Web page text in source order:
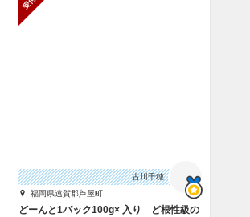
古川千穂
福岡県遠賀郡芦屋町
どーんと1パック100g× 入り ど根性級の